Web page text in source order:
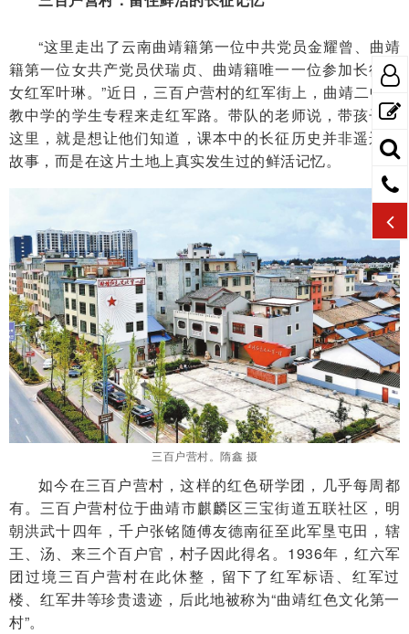
“这里走出了云南曲靖籍第一位中共党员金耀曾、曲靖
籍第一位女共产党员伏瑞贞、曲靖籍唯一一位参加长征的
女红军叶琳。”近日，三百户营村的红军街上，曲靖二中兴
教中学的学生专程来走红军路。带队的老师说，带孩子来
这里，就是想让他们知道，课本中的长征历史并非遥远的
故事，而是在这片土地上真实发生过的鲜活记忆。
三百户营村。隋鑫 摄
如今在三百户营村，这样的红色研学团，几乎每周都
有。三百户营村位于曲靖市麒麟区三宝街道五联社区，明
朝洪武十四年，千户张铭随傅友德南征至此军垦屯田，辖
王、汤、来三个百户官，村子因此得名。1936年，红六军
团过境三百户营村在此休整，留下了红军标语、红军过
楼、红军井等珍贵遗迹，后此地被称为“曲靖红色文化第一
村”。